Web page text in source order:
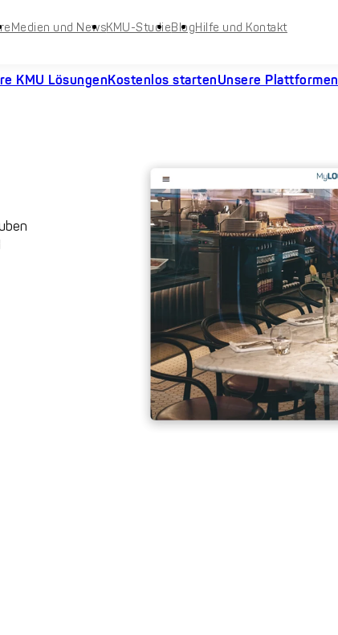
Medien und NewsKMU-StudieBlogHilfe und Kontakt
KMU LösungenKostenlos startenUnsere Plattformen